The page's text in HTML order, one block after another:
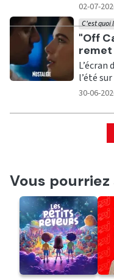
02-07-
"Off
remet
C'est quoi
L’écran
l’été sur
30-06-
Vous pourriez